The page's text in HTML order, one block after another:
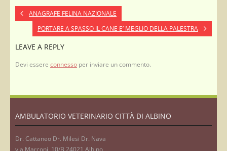
ANAGRAFE FELINA NAZIONALE
PORTARE A SPASSO IL CANE E’ MEGLIO DELLA PALESTRA
LEAVE A REPLY
Devi essere connesso per inviare un commento.
AMBULATORIO VETERINARIO CITTÀ DI ALBINO
Dr. Cattaneo Dr. Milesi Dr. Nava
via Marconi, 10/B 24021 Albino